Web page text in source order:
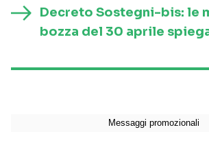
Decreto Sostegni-bis: le
bozza del 30 aprile